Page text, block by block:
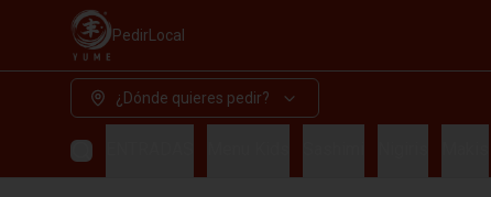
Pedir Local
¿Dónde quieres pedir?